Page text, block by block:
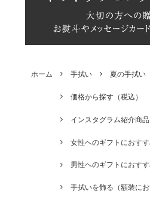
ホーム 手拭い 夏の手拭い
価格から探す（税込）
インスタグラム紹介商品
女性へのギフトにおす
男性へのギフトにおす
手拭いを飾る（額装にお